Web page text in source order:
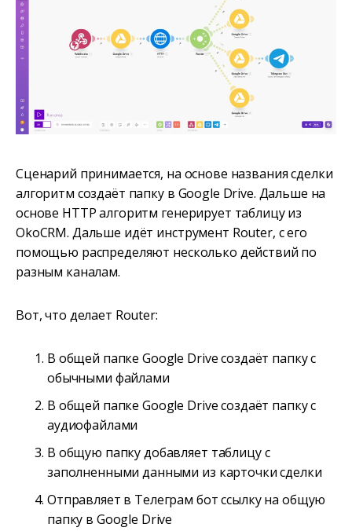
Сценарий принимается, на основе названия сделки
алгоритм создаёт папку в Google Drive. Дальше на
основе HTTP алгоритм генерирует таблицу из
OkoCRM. Дальше идёт инструмент Router, с его
помощью распределяют несколько действий по
разным каналам.
Вот, что делает Router:
В общей папке Google Drive создаёт папку с
обычными файлами
В общей папке Google Drive создаёт папку с
аудиофайлами
В общую папку добавляет таблицу с
заполненными данными из карточки сделки
Отправляет в Телеграм бот ссылку на общую
папку в Google Drive